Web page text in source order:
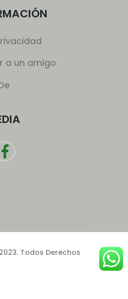
a un amigo
Todos Derechos